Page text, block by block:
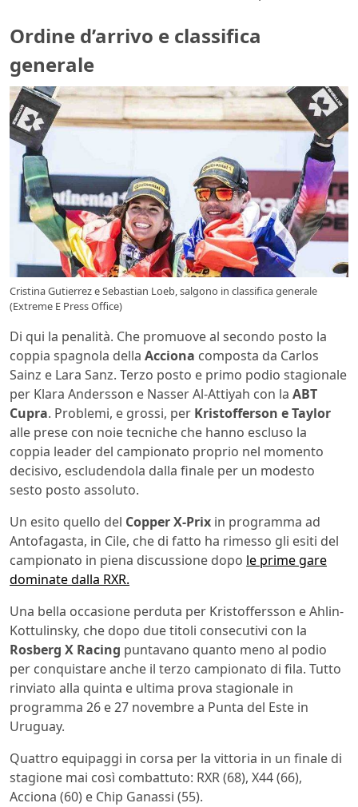
Ordine d’arrivo e classifica
generale
Cristina Gutierrez e Sebastian Loeb, salgono in classifica generale
(Extreme E Press Office)
Di qui la penalità. Che promuove al secondo posto la
coppia spagnola della Acciona composta da Carlos
Sainz e Lara Sanz. Terzo posto e primo podio stagionale
per Klara Andersson e Nasser Al-Attiyah con la ABT
Cupra. Problemi, e grossi, per Kristofferson e Taylor
alle prese con noie tecniche che hanno escluso la
coppia leader del campionato proprio nel momento
decisivo, escludendola dalla finale per un modesto
sesto posto assoluto.
Un esito quello del Copper X-Prix in programma ad
Antofagasta, in Cile, che di fatto ha rimesso gli esiti del
campionato in piena discussione dopo le prime gare
dominate dalla RXR.
Una bella occasione perduta per Kristoffersson e Ahlin-
Kottulinsky, che dopo due titoli consecutivi con la
Rosberg X Racing puntavano quanto meno al podio
per conquistare anche il terzo campionato di fila. Tutto
rinviato alla quinta e ultima prova stagionale in
programma 26 e 27 novembre a Punta del Este in
Uruguay.
Quattro equipaggi in corsa per la vittoria in un finale di
stagione mai così combattuto: RXR (68), X44 (66),
Acciona (60) e Chip Ganassi (55).